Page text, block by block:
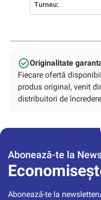
Turneu:
Originalitate
Fiecare ofertă
produs original, venit
distribuitori de
Abonează-te la
Abonează-te la